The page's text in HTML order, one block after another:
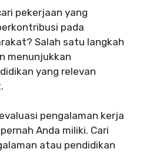
pekerjaan yang
pada
Salah satu langkah
menunjukkan
yang relevan
pengalaman kerja
Anda miliki. Cari
atau pendidikan